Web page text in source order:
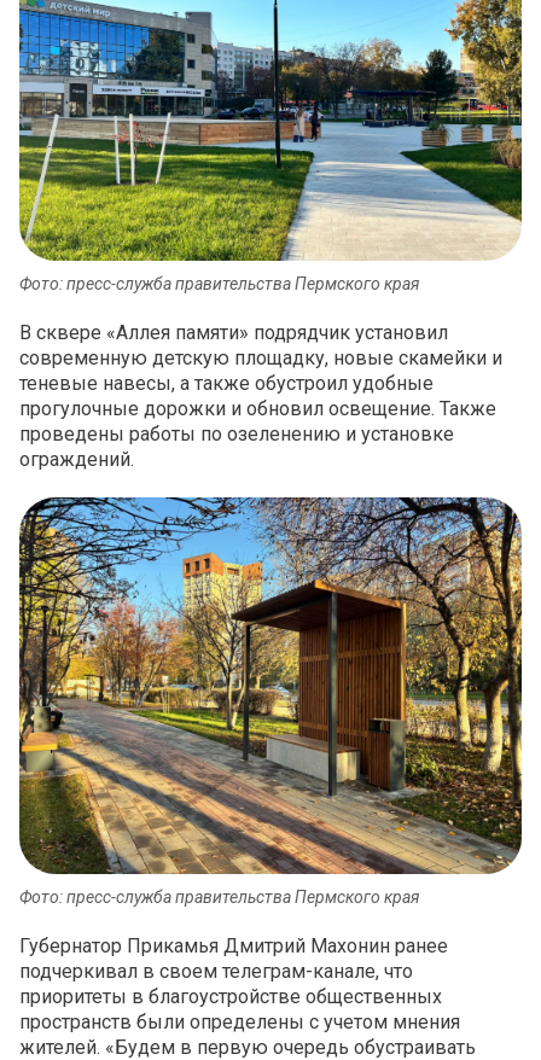
Фото: пресс-служба правительства Пермского края
В сквере «Аллея памяти» подрядчик установил
современную детскую площадку, новые скамейки и
теневые навесы, а также обустроил удобные
прогулочные дорожки и обновил освещение. Также
проведены работы по озеленению и установке
ограждений.
Фото: пресс-служба правительства Пермского края
Губернатор Прикамья Дмитрий Махонин ранее
подчеркивал в своем телеграм-канале, что
приоритеты в благоустройстве общественных
пространств были определены с учетом мнения
жителей. «Будем в первую очередь обустраивать